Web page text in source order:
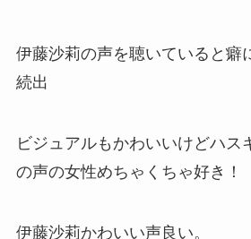
伊藤沙莉の声を聴いていると癖
続出
ビジュアルもかわいいけどハス
の声の女性めちゃくちゃ好き！
伊藤沙莉かわいい声良い。